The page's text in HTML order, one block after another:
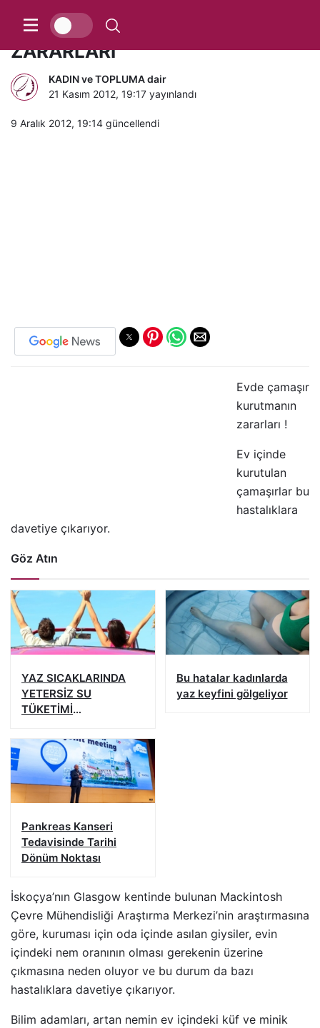
EVDE ÇAMAŞIR KURUTMANIN
ZARARLARI
KADIN ve TOPLUMA dair
21 Kasım 2012, 19:17 yayınlandı
9 Aralık 2012, 19:14 güncellendi
Evde çamaşır
kurutmanın
zararları !
Ev içinde
kurutulan
çamaşırlar bu
hastalıklara
davetiye çıkarıyor.
Göz Atın
YAZ SICAKLARINDA
YETERSİZ SU
TÜKETİMİ
YIPRATMASIN
Bu hatalar kadınlarda
yaz keyfini gölgeliyor
Pankreas Kanseri
Tedavisinde Tarihi
Dönüm Noktası
İskoçya’nın Glasgow kentinde bulunan Mackintosh
Çevre Mühendisliği Araştırma Merkezi’nin araştırmasına
göre, kuruması için oda içinde asılan giysiler, evin
içindeki nem oranının olması gerekenin üzerine
çıkmasına neden oluyor ve bu durum da bazı
hastalıklara davetiye çıkarıyor.
Bilim adamları, artan nemin ev içindeki küf ve minik